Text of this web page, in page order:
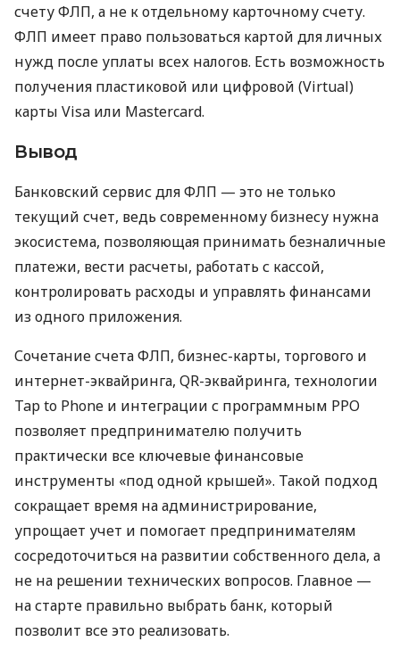
счету ФЛП, а не к отдельному карточному счету.
ФЛП имеет право пользоваться картой для личных
нужд после уплаты всех налогов. Есть возможность
получения пластиковой или цифровой (Virtual)
карты Visa или Mastercard.
Вывод
Банковский сервис для ФЛП — это не только
текущий счет, ведь современному бизнесу нужна
экосистема, позволяющая принимать безналичные
платежи, вести расчеты, работать с кассой,
контролировать расходы и управлять финансами
из одного приложения.
Сочетание счета ФЛП, бизнес-карты, торгового и
интернет-эквайринга, QR-эквайринга, технологии
Tap to Phone и интеграции с программным РРО
позволяет предпринимателю получить
практически все ключевые финансовые
инструменты «под одной крышей». Такой подход
сокращает время на администрирование,
упрощает учет и помогает предпринимателям
сосредоточиться на развитии собственного дела, а
не на решении технических вопросов. Главное —
на старте правильно выбрать банк, который
позволит все это реализовать.